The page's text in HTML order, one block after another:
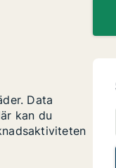
Data
kan du